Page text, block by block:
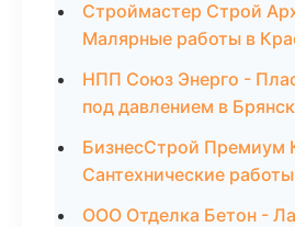
Строймастер Строй
Малярные работы в
НПП Союз Энерго -
под давлением в Брянск
БизнесСтрой Премиум
Сантехнические
ООО Отделка Бетон -